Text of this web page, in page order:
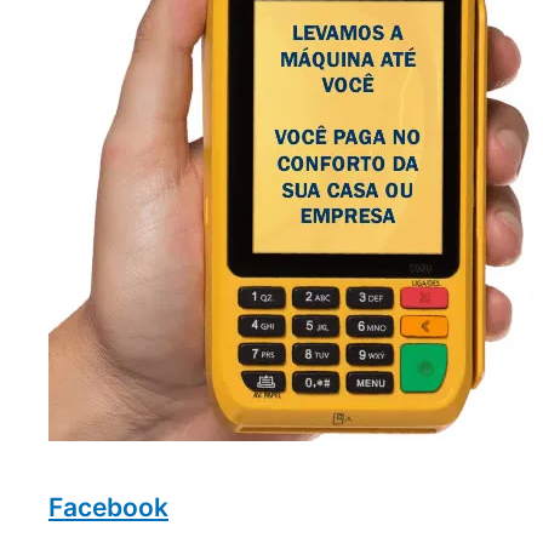
Facebook